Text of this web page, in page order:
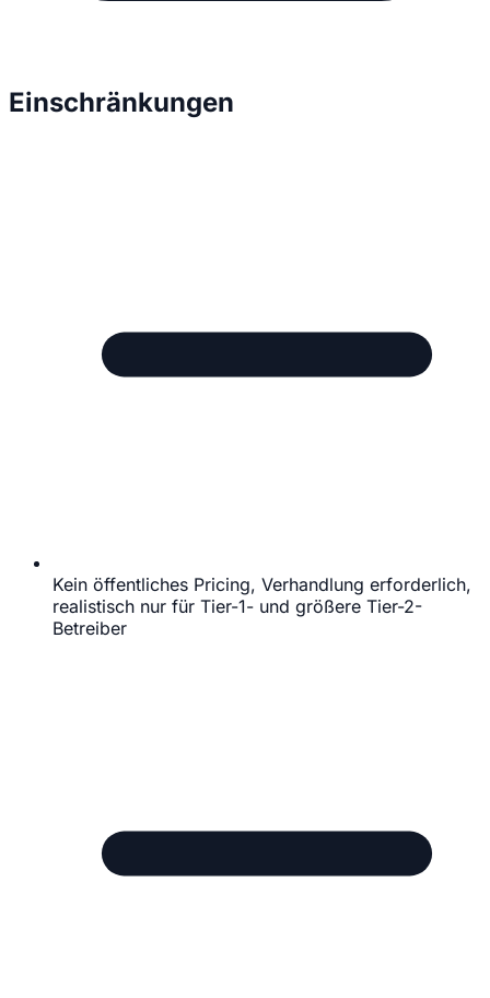
Einschränkungen
Kein öffentliches Pricing, Verhandlung erforderlich,
realistisch nur für Tier-1- und größere Tier-2-
Betreiber